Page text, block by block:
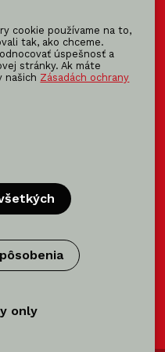
cookie používame na to,
tak, ako chceme.
úspešnosť a
stránky. Ak máte
našich Zásadách ochrany
only
325
FAMILY